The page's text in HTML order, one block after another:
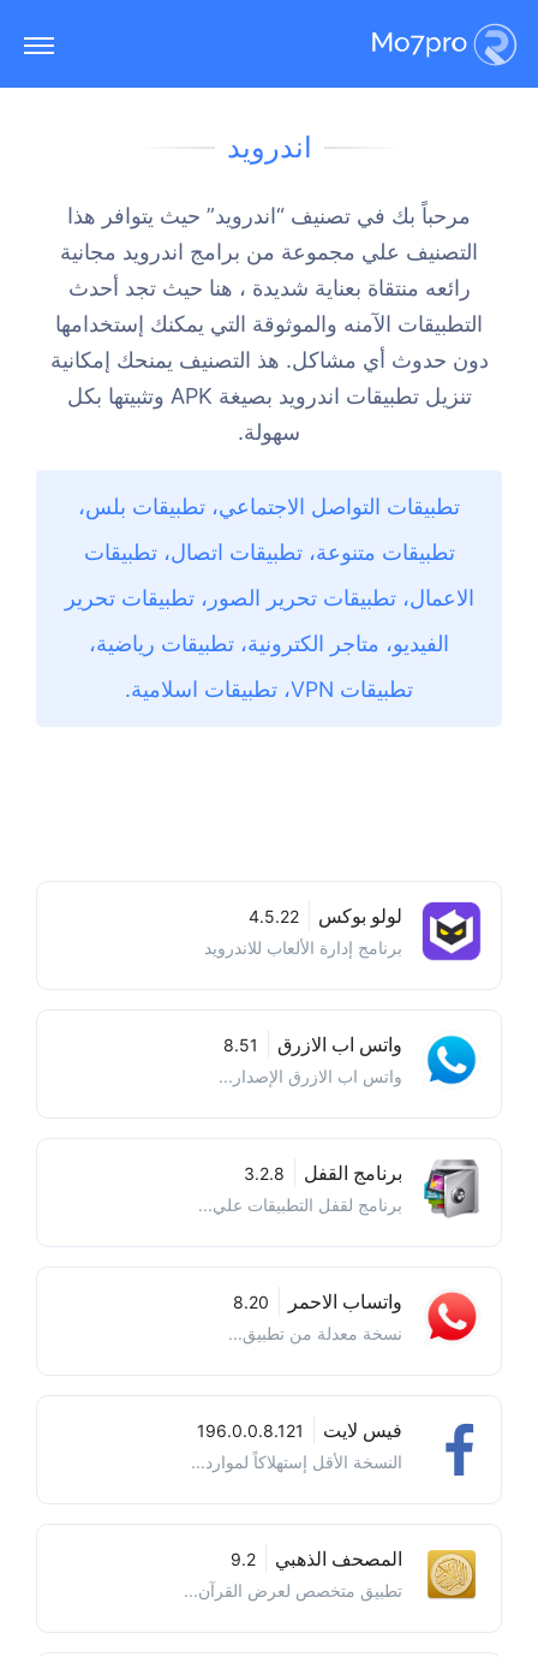
اندرويد
مرحباً بك في تصنيف “اندرويد” حيث يتوافر هذا
التصنيف علي مجموعة من برامج اندرويد مجانية
رائعه منتقاة بعناية شديدة ، هنا حيث تجد أحدث
التطبيقات الآمنه والموثوقة التي يمكنك إستخدامها
دون حدوث أي مشاكل. هذ التصنيف يمنحك إمكانية
تنزيل تطبيقات اندرويد بصيغة APK وتثبيتها بكل
سهولة.
تطبيقات التواصل الاجتماعي، تطبيقات بلس،
تطبيقات متنوعة، تطبيقات اتصال، تطبيقات
الاعمال، تطبيقات تحرير الصور، تطبيقات تحرير
الفيديو، متاجر الكترونية، تطبيقات رياضية،
تطبيقات VPN، تطبيقات اسلامية.
لولو بوكس
4.5.22
برنامج إدارة الألعاب للاندرويد
واتس اب الازرق
8.51
واتس اب الازرق الإصدار...
برنامج القفل
3.2.8
برنامج لقفل التطبيقات علي...
واتساب الاحمر
8.20
نسخة معدلة من تطبيق...
فيس لايت
196.0.0.8.121
النسخة الأقل إستهلاكاً لموارد...
المصحف الذهبي
9.2
تطبيق متخصص لعرض القرآن...